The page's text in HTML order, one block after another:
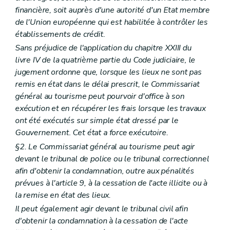
financière, soit auprès d'une autorité d'un Etat membre
de l'Union européenne qui est habilitée à contrôler les
établissements de crédit.
Sans préjudice de l'application du chapitre XXIII du
livre IV de la quatrième partie du Code judiciaire, le
jugement ordonne que, lorsque les lieux ne sont pas
remis en état dans le délai prescrit, le Commissariat
général au tourisme peut pourvoir d'office à son
exécution et en récupérer les frais lorsque les travaux
ont été exécutés sur simple état dressé par le
Gouvernement. Cet état a force exécutoire.
§2. Le Commissariat général au tourisme peut agir
devant le tribunal de police ou le tribunal correctionnel
afin d'obtenir la condamnation, outre aux pénalités
prévues à l'article 9, à la cessation de l'acte illicite ou à
la remise en état des lieux.
Il peut également agir devant le tribunal civil afin
d'obtenir la condamnation à la cessation de l'acte